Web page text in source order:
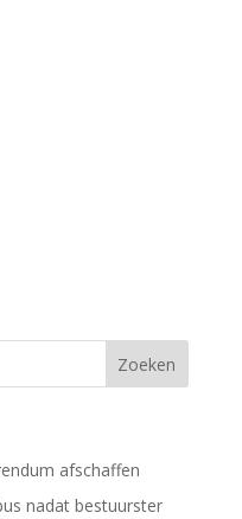
afschaffen
nadat bestuurster